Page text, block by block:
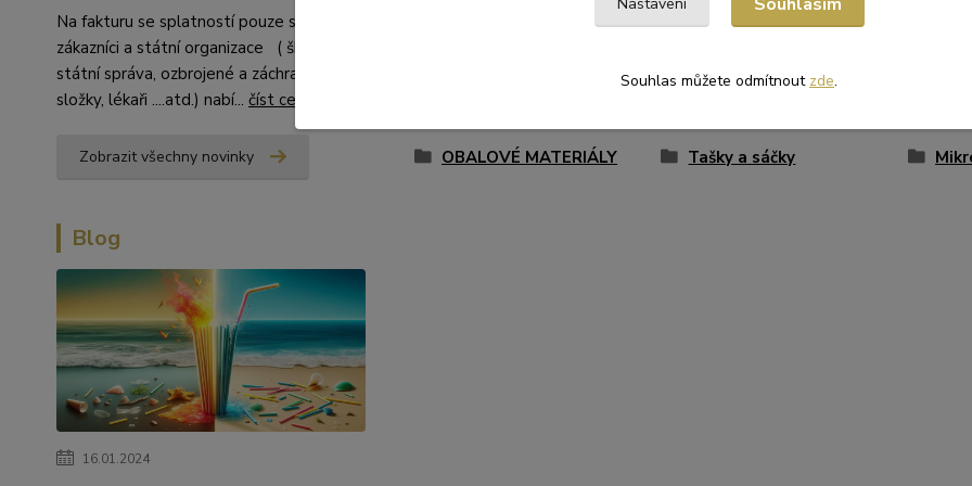
Na fakturu se splatností pouze stálí
zákazníci a státní organizace ( školství,
státní správa, ozbrojené a záchranné
složky, lékaři ....atd.) nabí... číst celé
Zobrazit všechny novinky
Blog
16.01.2024
OBALOVÉ MATERIÁLY Tašky a sáčky
Souhlas můžete odmítnout zde.